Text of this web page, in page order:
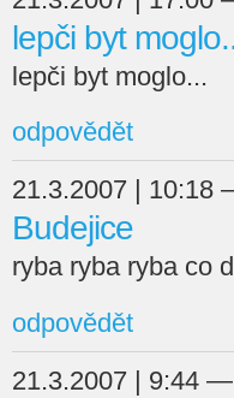
lepči byt
lepči byt moglo...
odpovědět
21.3.2007 | 10:18
Budejice
ryba ryba ryba co
odpovědět
21.3.2007 | 9:44